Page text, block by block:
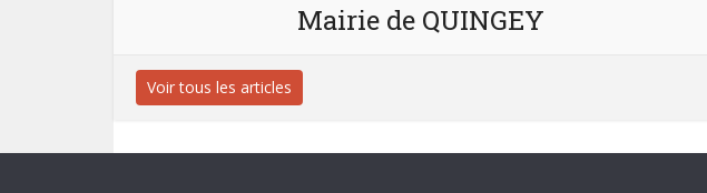
Mairie de QUINGEY
Voir tous les articles